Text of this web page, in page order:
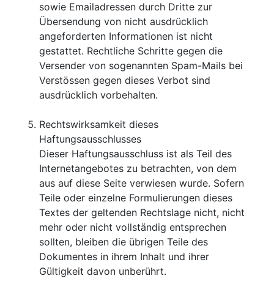
sowie Emailadressen durch Dritte zur
Übersendung von nicht ausdrücklich
angeforderten Informationen ist nicht
gestattet. Rechtliche Schritte gegen die
Versender von sogenannten Spam-Mails bei
Verstössen gegen dieses Verbot sind
ausdrücklich vorbehalten.
Rechtswirksamkeit dieses
Haftungsausschlusses
Dieser Haftungsausschluss ist als Teil des
Internetangebotes zu betrachten, von dem
aus auf diese Seite verwiesen wurde. Sofern
Teile oder einzelne Formulierungen dieses
Textes der geltenden Rechtslage nicht, nicht
mehr oder nicht vollständig entsprechen
sollten, bleiben die übrigen Teile des
Dokumentes in ihrem Inhalt und ihrer
Gültigkeit davon unberührt.